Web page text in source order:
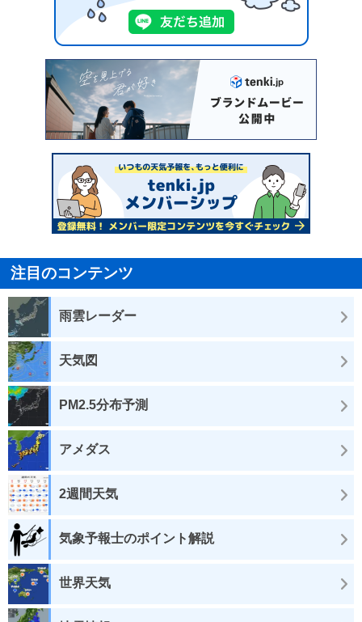
注目のコンテンツ
雨雲レーダー
天気図
PM2.5分布予測
アメダス
2週間天気
気象予報士のポイント解説
世界天気